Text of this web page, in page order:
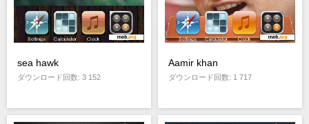
sea hawk
ダウンロード回数: 3 152
Aamir khan
ダウンロード回数: 1 717